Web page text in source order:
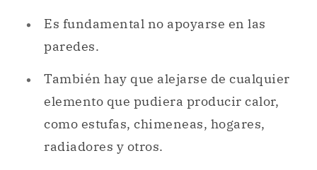
Es fundamental no apoyarse en las
paredes.
También hay que alejarse de cualquier
elemento que pudiera producir calor,
como estufas, chimeneas, hogares,
radiadores y otros.